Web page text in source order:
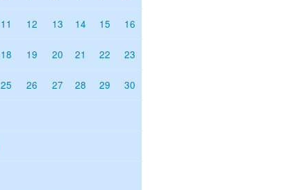
11 12 13 14 15 16
18 19 20 21 22 23
25 26 27 28 29 30